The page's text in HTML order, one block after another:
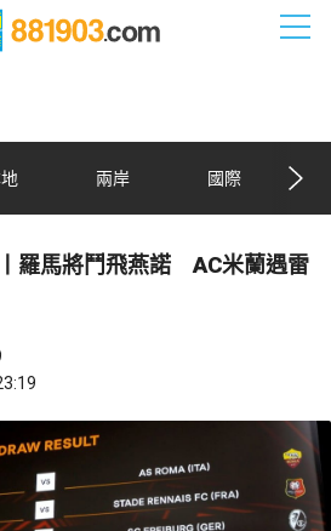
兩岸 國際
羅馬將鬥飛燕諾 AC米蘭遇雷